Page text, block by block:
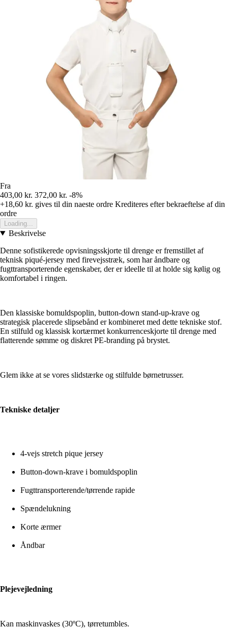
Fra
403,00 kr. 372,00 kr. -8%
+18,60 kr. gives til din naeste ordre Krediteres efter bekraeftelse af din
ordre
Loading...
Beskrivelse
Denne sofistikerede opvisningsskjorte til drenge er fremstillet af
teknisk piqué-jersey med firevejsstræk, som har åndbare og
fugttransporterende egenskaber, der er ideelle til at holde sig kølig og
komfortabel i ringen.
Den klassiske bomuldspoplin, button-down stand-up-krave og
strategisk placerede slipsebånd er kombineret med dette tekniske stof.
En stilfuld og klassisk kortærmet konkurrenceskjorte til drenge med
flatterende sømme og diskret PE-branding på brystet.
Glem ikke at se vores slidstærke og stilfulde børnetrusser.
Tekniske detaljer
4-vejs stretch pique jersey
Button-down-krave i bomuldspoplin
Fugttransporterende/tørrende rapide
Spændelukning
Korte ærmer
Åndbar
Plejevejledning
Kan maskinvaskes (30ºC), tørretumbles.